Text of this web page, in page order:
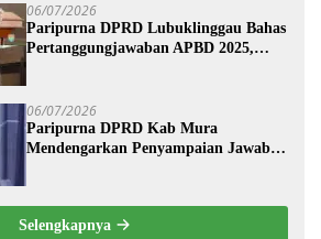
06/07/2026
Paripurna DPRD Lubuklinggau Bahas
Pertanggungjawaban APBD 2025,
06/07/2026
Paripurna DPRD Kab Mura
Mendengarkan Penyampaian Jawaban
Kabupaten Musi Rawas Tahun
Anggaran 2025.
Selengkapnya